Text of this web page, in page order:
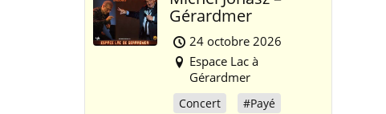
Gérardmer
24 octobre 2026
Espace Lac à
Gérardmer
Concert #Payé